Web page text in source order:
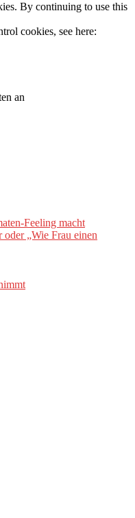
By continuing to use this
cookies, see here:
an
Feeling macht
„Wie Frau einen